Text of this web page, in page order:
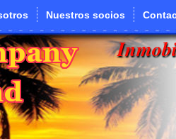
Nuestros socios